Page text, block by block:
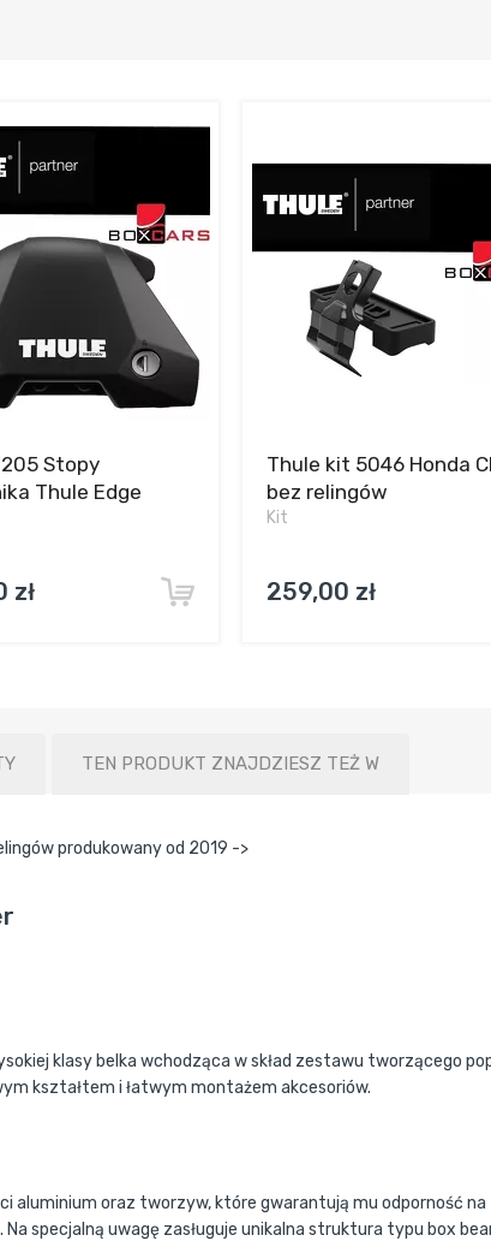
Stopy
Thule Edge
zł
Thule kit 5046 Honda
bez relingów
Kit
259,00 zł
TEN PRODUKT ZNAJDZIESZ TEŻ W
produkowany od 2019 ->
klasy belka wchodząca w skład zestawu tworzącego
kształtem i łatwym montażem akcesoriów.
aluminium oraz tworzyw, które gwarantują mu odporność na
specjalną uwagę zasługuje unikalna struktura typu box